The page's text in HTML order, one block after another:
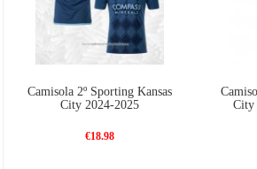
Camisola 2º Sporting Kansas
City 2024-2025
€18.98
City